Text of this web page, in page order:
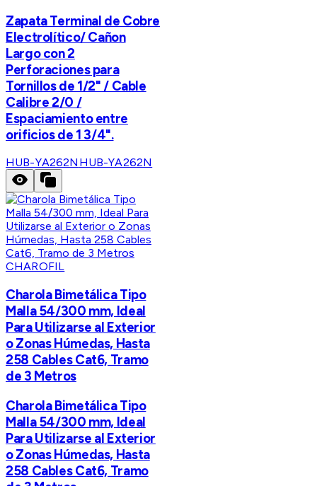
Zapata Terminal de Cobre
Electrolítico/ Cañon
Largo con 2
Perforaciones para
Tornillos de 1/2" / Cable
Calibre 2/0 /
Espaciamiento entre
orificios de 1 3/4".
HUB-YA262N HUB-YA262N
CHAROFIL
Charola Bimetálica Tipo
Malla 54/300 mm, Ideal
Para Utilizarse al Exterior
o Zonas Húmedas, Hasta
258 Cables Cat6, Tramo
de 3 Metros
Charola Bimetálica Tipo
Malla 54/300 mm, Ideal
Para Utilizarse al Exterior
o Zonas Húmedas, Hasta
258 Cables Cat6, Tramo